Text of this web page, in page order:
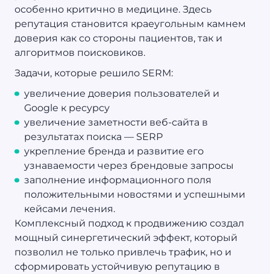
особенно критично в медицине. Здесь
репутация становится краеугольным камнем
доверия как со стороны пациентов, так и
алгоритмов поисковиков.
Задачи, которые решило SERM:
увеличение доверия пользователей и
Google к ресурсу
увеличение заметности веб-сайта в
результатах поиска — SERP
укрепление бренда и развитие его
узнаваемости через брендовые запросы
заполнение информационного поля
положительными новостями и успешными
кейсами лечения.
Комплексный подход к продвижению создал
мощный синергетический эффект, который
позволил не только привлечь трафик, но и
сформировать устойчивую репутацию в